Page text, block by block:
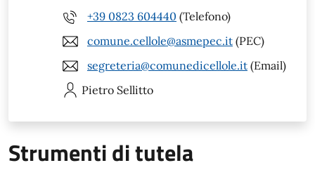
+39 0823 604440 (Telefono)
comune.cellole@asmepec.it (PEC)
segreteria@comunedicellole.it (Email)
Pietro Sellitto
Strumenti di tutela